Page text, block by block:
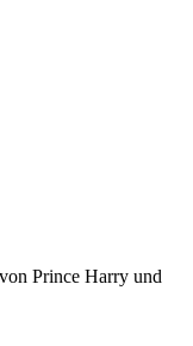
Prince Harry und